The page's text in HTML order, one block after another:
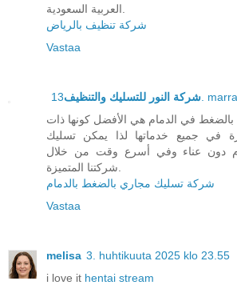
شركة تنظيف بالرياض
Vastaa
شركة النور للتسليك والتنظيف 13.
في الدمام هي الأفضل كونها ذات
في جميع خدماتها لذا يمكن تسليك
دون عناء وفي أسرع وقت من خلال
شركة تسليك مجاري بالضغط بالدمام
Vastaa
melisa 3. huhtikuuta 2025 klo 23.55
i love it hentai stream